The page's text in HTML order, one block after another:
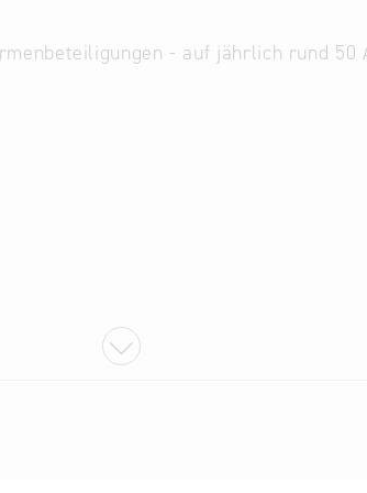
- auf jährlich rund 50